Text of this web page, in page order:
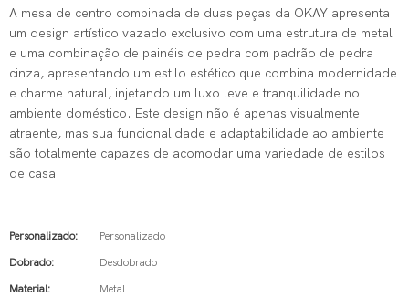
A mesa de centro combinada de duas peças da OKAY apresenta
um design artístico vazado exclusivo com uma estrutura de metal
e uma combinação de painéis de pedra com padrão de pedra
cinza, apresentando um estilo estético que combina modernidade
e charme natural, injetando um luxo leve e tranquilidade no
ambiente doméstico. Este design não é apenas visualmente
atraente, mas sua funcionalidade e adaptabilidade ao ambiente
são totalmente capazes de acomodar uma variedade de estilos
de casa.
Personalizado: Personalizado
Dobrado: Desdobrado
Material: Metal